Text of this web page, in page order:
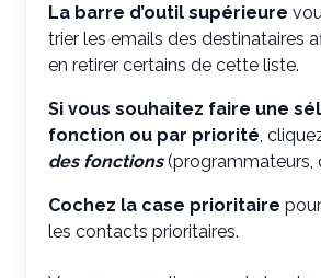
La barre d’outil supérieure
trier les emails des destinataires
en retirer certains de cette liste.
Si vous souhaitez faire une
fonction ou par priorité ,
des fonctions(programmateurs,
Cochez la case prioritaire
les contacts prioritaires.